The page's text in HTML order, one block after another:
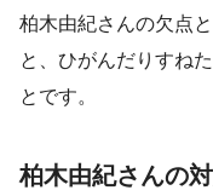
柏木由紀さんの欠点
と、ひがんだりすね
とです。
柏木由紀さんの